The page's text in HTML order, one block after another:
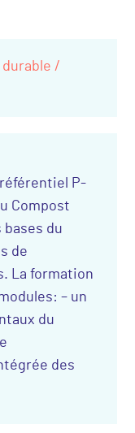
durable /
P-
Compost
bases du
de
La formation
– un
du
des